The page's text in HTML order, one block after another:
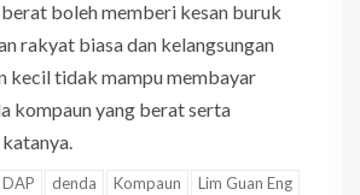
boleh memberi kesan buruk
rakyat biasa dan kelangsungan
kecil tidak mampu membayar
kompaun yang berat serta
DAP denda Kompaun
Lim Guan Eng